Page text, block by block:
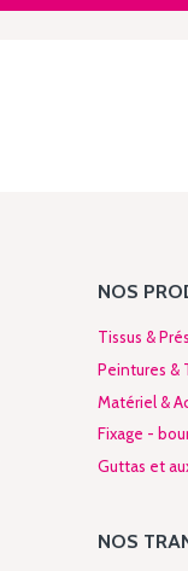
NOS
Tissus &
Peintures &
Matériel &
Fixage -
Guttas et
NOS